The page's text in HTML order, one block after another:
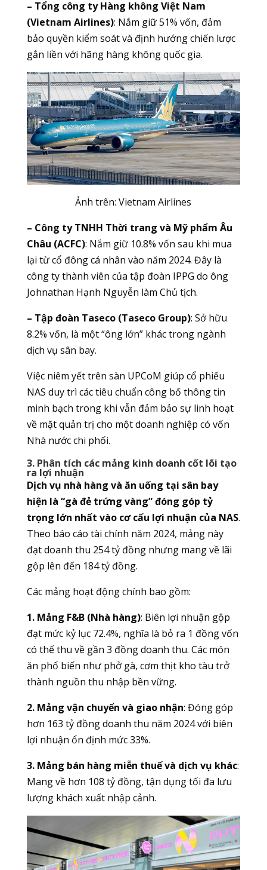
– Tổng công ty Hàng không Việt Nam
(Vietnam Airlines): Nắm giữ 51% vốn, đảm
bảo quyền kiểm soát và định hướng chiến lược
gắn liền với hãng hàng không quốc gia.
Ảnh trên: Vietnam Airlines
– Công ty TNHH Thời trang và Mỹ phẩm Âu
Châu (ACFC): Nắm giữ 10.8% vốn sau khi mua
lại từ cổ đông cá nhân vào năm 2024. Đây là
công ty thành viên của tập đoàn IPPG do ông
Johnathan Hạnh Nguyễn làm Chủ tịch.
– Tập đoàn Taseco (Taseco Group): Sở hữu
8.2% vốn, là một “ông lớn” khác trong ngành
dịch vụ sân bay.
Việc niêm yết trên sàn UPCoM giúp cổ phiếu
NAS duy trì các tiêu chuẩn công bố thông tin
minh bạch trong khi vẫn đảm bảo sự linh hoạt
về mặt quản trị cho một doanh nghiệp có vốn
Nhà nước chi phối.
3. Phân tích các mảng kinh doanh cốt lõi tạo
ra lợi nhuận
Dịch vụ nhà hàng và ăn uống tại sân bay
hiện là “gà đẻ trứng vàng” đóng góp tỷ
trọng lớn nhất vào cơ cấu lợi nhuận của NAS.
Theo báo cáo tài chính năm 2024, mảng này
đạt doanh thu 254 tỷ đồng nhưng mang về lãi
gộp lên đến 184 tỷ đồng.
Các mảng hoạt động chính bao gồm:
1. Mảng F&B (Nhà hàng): Biên lợi nhuận gộp
đạt mức kỷ lục 72.4%, nghĩa là bỏ ra 1 đồng vốn
có thể thu về gần 3 đồng doanh thu. Các món
ăn phổ biến như phở gà, cơm thịt kho tàu trở
thành nguồn thu nhập bền vững.
2. Mảng vận chuyển và giao nhận: Đóng góp
hơn 163 tỷ đồng doanh thu năm 2024 với biên
lợi nhuận ổn định mức 33%.
3. Mảng bán hàng miễn thuế và dịch vụ khác:
Mang về hơn 108 tỷ đồng, tận dụng tối đa lưu
lượng khách xuất nhập cảnh.